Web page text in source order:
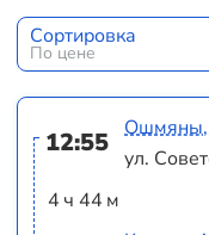
Сортировка
По цене
12:55
4 ч 44 м
Ошмяны,
ул.